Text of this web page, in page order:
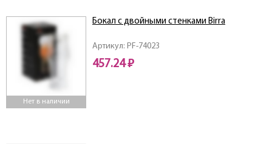
Нет в наличии
Артикул: PF-74023
Бокал с двойными стенками Birra
457.24 ₽